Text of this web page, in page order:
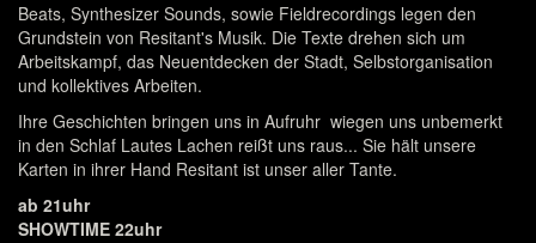
Beats, Synthesizer Sounds, sowie Fieldrecordings legen den
Grundstein von Resitant's Musik. Die Texte drehen sich um
Arbeitskampf, das Neuentdecken der Stadt, Selbstorganisation
und kollektives Arbeiten.
Ihre Geschichten bringen uns in Aufruhr wiegen uns unbemerkt
in den Schlaf Lautes Lachen reißt uns raus... Sie hält unsere
Karten in ihrer Hand Resitant ist unser aller Tante.
ab 21uhr
SHOWTIME 22uhr